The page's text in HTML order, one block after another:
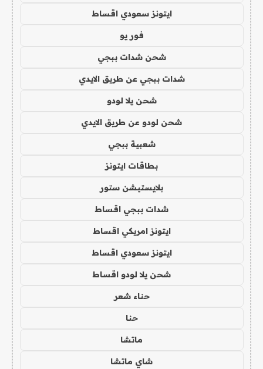
ايتونز سعودي اقساط
فور يو
شحن شدات ببجي
شدات ببجي عن طريق الايدي
شحن يلا لودو
شحن لودو عن طريق الايدي
شعبية ببجي
بطاقات ايتونز
بلايستيشن ستور
شدات ببجي اقساط
ايتونز امريكي اقساط
ايتونز سعودي اقساط
شحن يلا لودو اقساط
حناء شعر
حنا
ماتشا
شاي ماتشا